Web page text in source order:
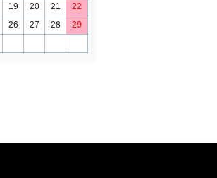
19 20 21
22
26 27 28
29